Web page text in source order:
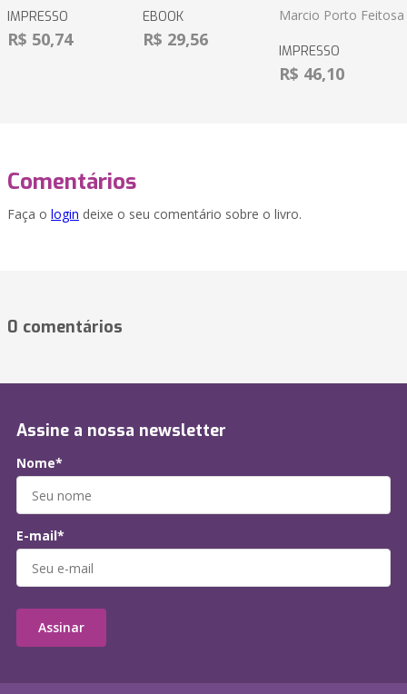
IMPRESSO
R$ 50,74
EBOOK
R$ 29,56
Marcio Porto Feitosa
IMPRESSO
R$ 46,10
Comentários
Faça o login deixe o seu comentário sobre o livro.
0 comentários
Assine a nossa newsletter
Nome*
E-mail*
Assinar